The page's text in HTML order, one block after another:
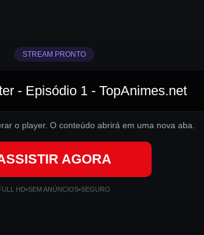
STREAM PRONTO
- Episódio 1 - TopAnimes.net
o player. O conteúdo abrirá em uma nova aba.
AGORA
HD•SEM ANÚNCIOS•SEGURO